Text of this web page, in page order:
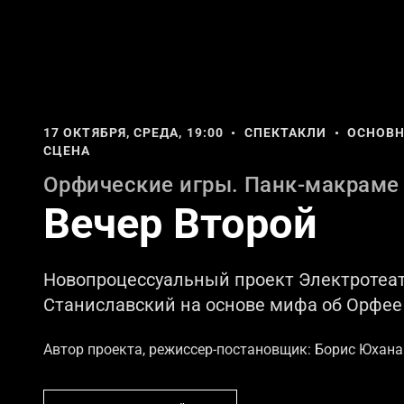
17 ОКТЯБРЯ, СРЕДА, 19:00 • СПЕКТАКЛИ •
СЦЕНА
Орфические игры. Панк-макраме
Вечер Второй
Новопроцессуальный проект
Станиславский на основе мифа об Орфее
Автор проекта, режиссер-постановщик: Борис